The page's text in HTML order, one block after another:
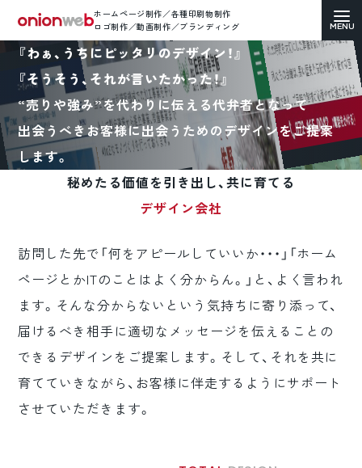
ホームページ制作／各種印刷物制作
ロゴ制作／動画制作／ブランディング
ホームページ制作
コーポレートサイト
ECサイト（通販）制作
LP（ランディングページ）制作
各種印刷物デザイン
ロゴマーク制作
『わ ぁ、 う ち に ピ ッ タ リのデザイン ！ 』
『そ うそ う、 そ れが言いたかった！』
“売りや強み”を代わりに伝える代弁者となって
出会うべきお客様に出会うためのデザインをご提案
します。
秘めたる価値を引き出し、共に育てる
デザイン会社
訪問した先で「何をアピールしていいか・・・」「ホーム
ページとかITのことはよく分からん。」と、よく言われ
ます。そんな分からないという気持ちに寄り添って、
届けるべき相手に適切なメッセージを伝えることの
できるデザインをご提案します。そして、それを共に
育てていきながら、お客様に伴走するようにサポート
させていただきます。